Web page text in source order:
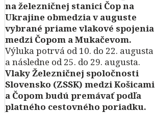
na železničnej stanici Čop na
Ukrajine obmedzia v auguste
vybrané priame vlakové spojenia
medzi Čopom a Mukačevom.
Výluka potrvá od 10. do 22. augusta
a následne od 25. do 29. augusta.
Vlaky Železničnej spoločnosti
Slovensko (ZSSK) medzi Košicami
a Čopom budú premávať podľa
platného cestovného poriadku.